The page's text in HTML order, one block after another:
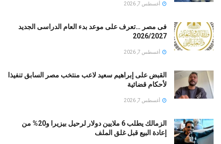
أغسطس 7, 2026
فى مصر …تعرف على موعد بدء العام الدراسى الجديد
2026/2027
أغسطس 7, 2026
القبض على إبراهيم سعيد لاعب منتخب مصر السابق تنفيذا
لأحكام قضائية
أغسطس 7, 2026
الزمالك يطلب 6 ملايين دولار لرحيل بيزيرا و20% من
إعادة البيع قبل غلق الملف